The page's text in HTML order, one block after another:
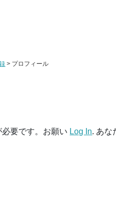
> プロフィール
要です。お願い Log In. あな